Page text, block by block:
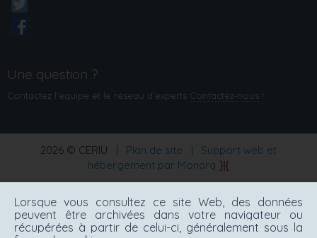
Une question ?
Contactez l'équipe et le réseau d’experts Contactez‑nous !
2026 © CERIU | Plan de site |
Support web et
hébergement par Monarq
Lorsque vous consultez ce site Web, des données
peuvent être archivées dans votre navigateur ou
récupérées à partir de celui-ci, généralement sous la